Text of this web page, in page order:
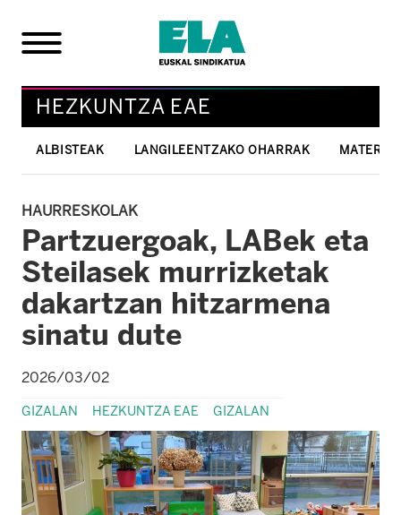
HEZKUNTZA EAE
ALBISTEAK LANGILEENTZAKO OHARRAK
HAURRESKOLAK
Partzuergoak, LABek eta
Steilasek murrizketak
dakartzan hitzarmena
sinatu dute
2026/03/02
GIZALAN HEZKUNTZA EAE GIZALAN